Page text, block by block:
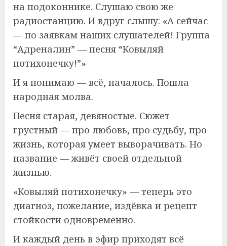
на подоконнике. Слушаю свою же
радиостанцию. И вдруг слышу: «А сейчас
— по заявкам наших слушателей! Группа
“Адреналин” — песня “Ковыляй
потихонечку!”»
И я понимаю — всё, началось. Пошла
народная молва.
Песня старая, девяностые. Сюжет
грустный — про любовь, про судьбу, про
жизнь, которая умеет выворачивать. Но
название — живёт своей отдельной
жизнью.
«Ковыляй потихонечку» — теперь это
диагноз, пожелание, издёвка и рецепт
стойкости одновременно.
И каждый день в эфир приходят всё